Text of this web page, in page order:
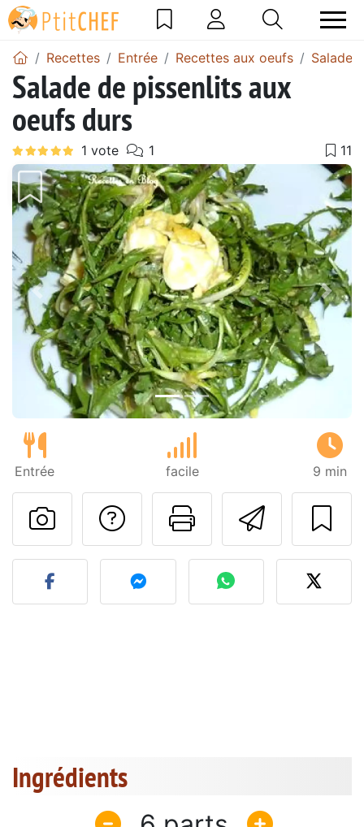
Recettes Entrée Recettes aux oeufs Salade
Salade de pissenlits aux
oeufs durs
Précédent
Entrée facile 9 min
Imprimer
Poser une
Publier votre photo de
Ingrédients